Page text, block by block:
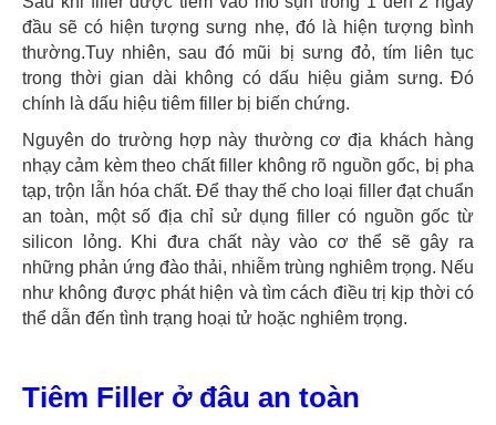
đầu sẽ có hiện tượng sưng nhẹ, đó là hiện tượng bình
thường.Tuy nhiên, sau đó mũi bị sưng đỏ, tím liên tục
trong thời gian dài không có dấu hiệu giảm sưng. Đó
chính là dấu hiệu tiêm filler bị biến chứng.
Nguyên do trường hợp này thường cơ địa khách hàng
nhạy cảm kèm theo chất filler không rõ nguồn gốc, bị pha
tạp, trộn lẫn hóa chất. Để thay thế cho loại filler đạt chuẩn
an toàn, một số địa chỉ sử dụng filler có nguồn gốc từ
silicon lỏng. Khi đưa chất này vào cơ thể sẽ gây ra
những phản ứng đào thải, nhiễm trùng nghiêm trọng. Nếu
như không được phát hiện và tìm cách điều trị kịp thời có
thể dẫn đến tình trạng hoại tử hoặc nghiêm trọng.
Tiêm Filler ở đâu an toàn